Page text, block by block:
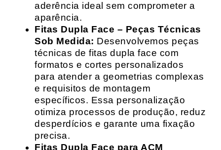
aderência ideal sem comprometer a
aparência.
Fitas Dupla Face – Peças Técnicas
Sob Medida: Desenvolvemos peças
técnicas de fitas dupla face com
formatos e cortes personalizados
para atender a geometrias complexas
e requisitos de montagem
específicos. Essa personalização
otimiza processos de produção, reduz
desperdícios e garante uma fixação
precisa.
Fitas Dupla Face para ACM